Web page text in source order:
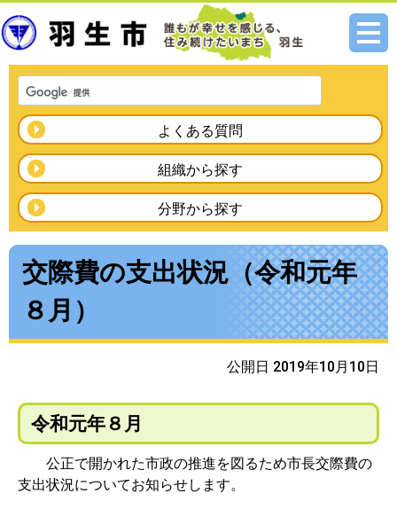
メニ
よくある質問
組織から探す
分野から探す
交際費の支出状況（令和元年
８月）
公開日 2019年10月10日
令和元年８月
公正で開かれた市政の推進を図るため市長交際費の
支出状況についてお知らせします。